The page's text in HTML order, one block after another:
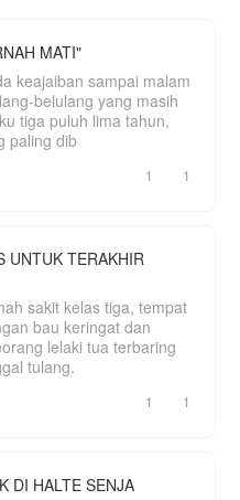
MATI"
keajaiban sampai malam
belulang yang masih
paling dib
1 1
UNTUK TERAKHIR
sakit kelas tiga, tempat
bau keringat dan
lelaki tua terbaring
tulang.
1 1
DI HALTE SENJA